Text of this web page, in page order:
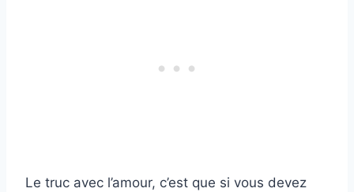
Le truc avec l’amour, c’est que si vous devez